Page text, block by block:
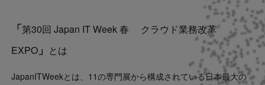
「第30回 Japan IT Week 春 クラウド業務改革
EXPO 」 とは
JapanITWeekとは、11の専門展から構成されている日本最大の